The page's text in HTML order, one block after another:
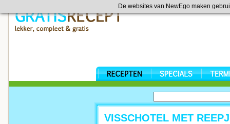
De websites van NewEgo maken
VISSCHOTEL MET